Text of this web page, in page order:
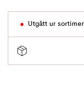
Utgått ur